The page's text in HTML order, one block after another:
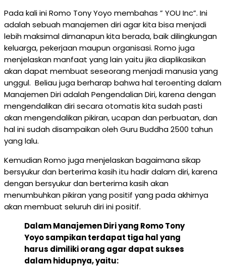
Pada kali ini Romo Tony Yoyo membahas ” YOU Inc”. Ini
adalah sebuah manajemen diri agar kita bisa menjadi
lebih maksimal dimanapun kita berada, baik dilingkungan
keluarga, pekerjaan maupun organisasi. Romo juga
menjelaskan manfaat yang lain yaitu jika diaplikasikan
akan dapat membuat seseorang menjadi manusia yang
unggul. Beliau juga berharap bahwa hal teroenting dalam
Manajemen Diri adalah Pengendalian Diri, karena dengan
mengendalikan diri secara otomatis kita sudah pasti
akan mengendalikan pikiran, ucapan dan perbuatan, dan
hal ini sudah disampaikan oleh Guru Buddha 2500 tahun
yang lalu.
Kemudian Romo juga menjelaskan bagaimana sikap
bersyukur dan berterima kasih itu hadir dalam diri, karena
dengan bersyukur dan berterima kasih akan
menumbuhkan pikiran yang positif yang pada akhirnya
akan membuat seluruh diri ini positif.
Dalam Manajemen Diri yang Romo Tony
Yoyo sampikan terdapat tiga hal yang
harus dimiliki orang agar dapat sukses
dalam hidupnya, yaitu: